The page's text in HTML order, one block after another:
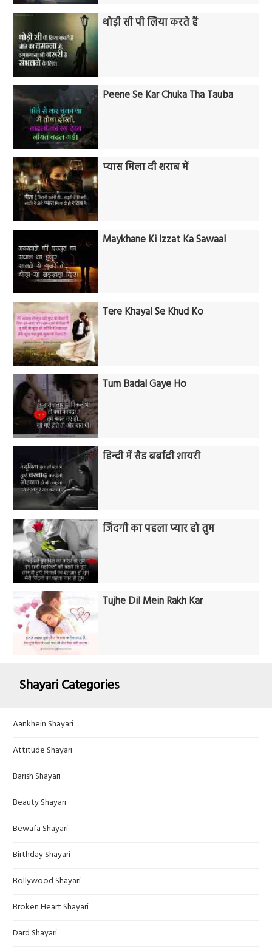
थोड़ी सी पी लिया करते हैं
Peene Se Kar Chuka Tha Tauba
प्यास मिला दी शराब में
Maykhane Ki Izzat Ka Sawaal
Tere Khayal Se Khud Ko
Tum Badal Gaye Ho
हिन्दी में सैड बर्बादी शायरी
जिंदगी का पहला प्यार हो तुम
Tujhe Dil Mein Rakh Kar
Shayari Categories
Aankhein Shayari
Attitude Shayari
Barish Shayari
Beauty Shayari
Bewafa Shayari
Birthday Shayari
Bollywood Shayari
Broken Heart Shayari
Dard Shayari